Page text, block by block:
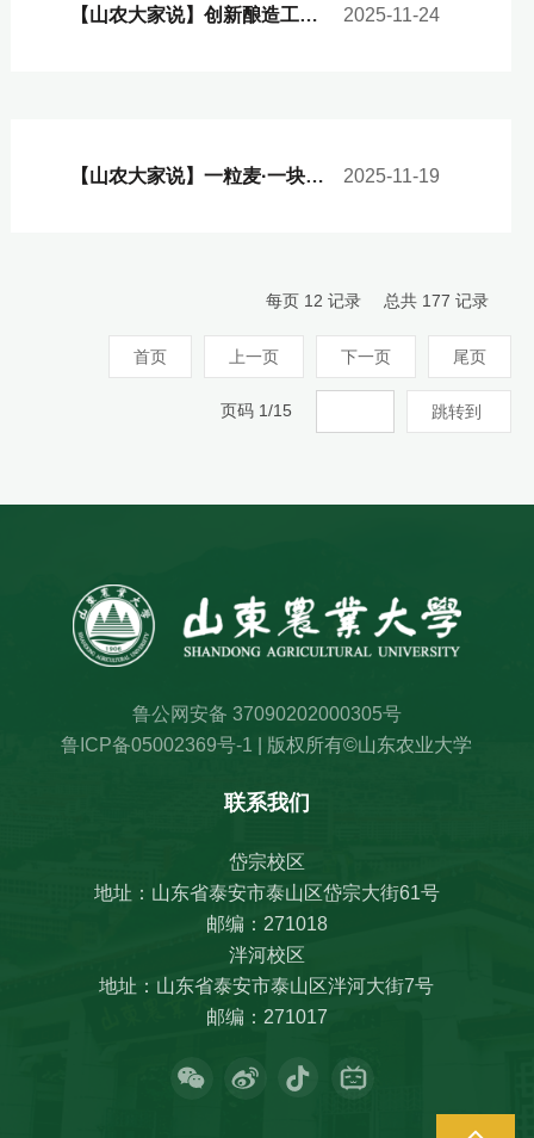
【山农大家说】创新酿造工艺 生姜也能做美酒 2025-11-24
【山农大家说】一粒麦·一块姜·一瓶酒：解码酿造科学与产业转化 2025-11-19
每页 12 记录 总共 177 记录
首页 上一页 下一页 尾页
页码 1/15 跳转到
鲁公网安备 37090202000305号
鲁ICP备05002369号-1 | 版权所有©山东农业大学
联系我们
岱宗校区
地址：山东省泰安市泰山区岱宗大街61号
邮编：271018
泮河校区
地址：山东省泰安市泰山区泮河大街7号
邮编：271017